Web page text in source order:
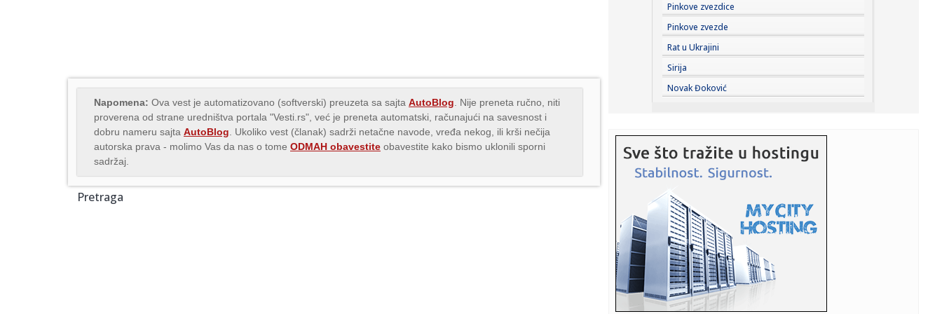
Napomena: Ova vest je automatizovano (softverski) preuzeta sa sajta AutoBlog . Nije preneta ručno, niti
proverena od strane uredništva portala "Vesti.rs", već je preneta automatski, računajući na savesnost i
dobru nameru sajta AutoBlog . Ukoliko vest (članak) sadrži netačne navode, vređa nekog, ili krši nečija
autorska prava - molimo Vas da nas o tome ODMAH obavestite obavestite kako bismo uklonili sporni
sadržaj.
Pretraga
14:34:Vučić nakon sastanka sa Zelenskim: Srbija podržava
teritorijal...
14:34:Tisa nominovala bivšeg predsednika Vrhovnog suda za
predsednika ...
14:30:Nikki Sixx o korišćenju pratećih snimaka na koncertima
Motley ...
14:29: Požar kod Konjica i dalje aktivan VIDEO
14:28:
povećavaju na...
14:27:INFORMACIJA KOJA ZANIMA CELU SRBIJU: Kako gledati
sport bez kablo...
14:26:Ovo su najčešće greške koje vlasnici pasa rade tokom
vrućina
14:26:Srđan Blagojević: "Sramota me je..."
Pinkove zvezdice
Pinkove zvezde
Rat u Ukrajini
Sirija
Novak Đoković